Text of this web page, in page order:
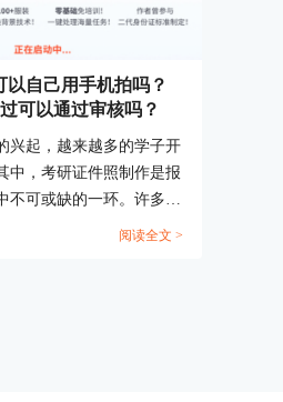
以自己用手机拍吗？
可以通过审核吗？
兴起，越来越多的学子开
中，考研证件照制作是报
不可或缺的一环。许多考
可以自己用手机拍摄考研
阅读全文 >